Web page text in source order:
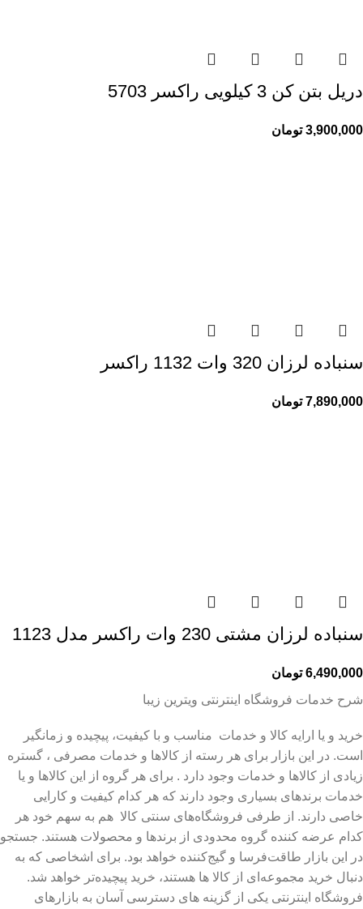
دریل بتن کن 3 کیلویی راکسر 5703
3,900,000 تومان
سنباده لرزان 320 وات 1132 راکسر
7,890,000 تومان
سنباده لرزان مشتی 230 وات راکسر مدل 1123
6,490,000 تومان
شرح خدمات فروشگاه اینترنتی ویترین زیبا
خرید و یا ارایه کالا و خدمات مناسب و با کیفیت، پیچیده و زمانگیر
است. در این بازار برای هر رسته از کالاها و خدمات مصرفی ، گستره
زیادی از کالاها و خدمات وجود دارد . برای هر گروه از این کالاها و یا
خدمات برندهای بسیاری وجود دارند که هر کدام کیفیت و کارایی
خاصی دارند. از طرفی فروشگاه‌های سنتی کالا هم به سهم خود هر
کدام عرضه کننده گروه محدودی از برندها و محصولات هستند. جستجو
در این بازار طاقت‌فرسا و گیج‌کننده خواهد بود. برای اشخاصی که به
دنبال خرید مجموعه‌ای از کالا ها هستند، خرید پیچیده‌تر خواهد شد.
فروشگاه اینترنتی یکی از گزینه های دسترسی آسان به بازارهای